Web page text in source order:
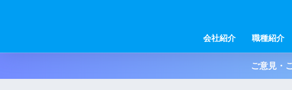
会社紹介 職種紹介
ご意見・